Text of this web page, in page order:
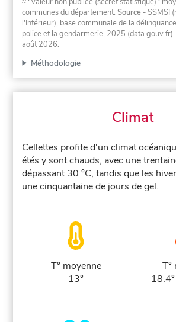
communes du département.Source - SSMSI
l'Intérieur), base communale de la
police et la gendarmerie, 2025 (data.gouv.fr)
août 2026.
Méthodologie
Climat
Cellettes profite d'un climat
étés y sont chauds, avec une
dépassant 30 °C, tandis que les
une cinquantaine de jours de gel.
T° moyenne
13°
T°